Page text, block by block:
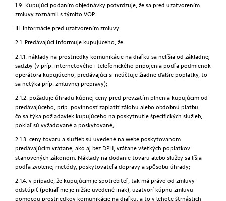
1.9. Kupujúci podaním objednávky potvrdzuje, že sa pred uzatvorením
zmluvy zoznámil s týmito VOP.
III. Informácie pred uzatvorením zmluvy
2.1. Predávajúci informuje kupujúceho, že
2.1.1. náklady na prostriedky komunikácie na diaľku sa nelíšia od základnej
sadzby (v príp. internetového i telefonického pripojenia podľa podmienok
operátora kupujúceho, predávajúci si neúčtuje žiadne ďalšie poplatky, to
sa netýka príp. zmluvnej prepravy);
2.1.2. požaduje úhradu kúpnej ceny pred prevzatím plnenia kupujúcim od
predávajúceho, príp. povinnosť zaplatiť zálohu alebo obdobnú platbu,
čo sa týka požiadaviek kupujúceho na poskytnutie špecifických služieb,
pokiaľ sú vyžadované a poskytované;
2.1.3. ceny tovaru a služieb sú uvedené na webe poskytovanom
predávajúcim vrátane, ako aj bez DPH, vrátane všetkých poplatkov
stanovených zákonom. Náklady na dodanie tovaru alebo služby sa líšia
podľa zvolenej metódy, poskytovateľa dopravy a spôsobu úhrady;
2.1.4. v prípade, že kupujúcim je spotrebiteľ, tak má právo od zmluvy
odstúpiť (pokiaľ nie je nižšie uvedené inak), uzatvorí kúpnu zmluvu
pomocou prostriedkov komunikácie na diaľku, a to v lehote štrnástich